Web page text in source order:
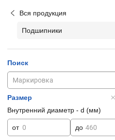
Вся продукция
Подшипники
Поиск
Размер
Внутренний диаметр - d (мм)
от до